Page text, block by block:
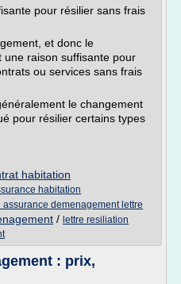
pour résilier sans frais
et donc le
raison suffisante pour
ou services sans frais
le changement
pour résilier certains types
habitation
habitation
assurance demenagement lettre
/ lettre resiliation
: prix,